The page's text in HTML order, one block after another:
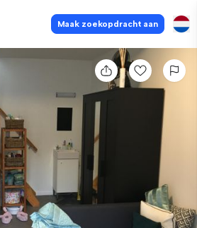
Maak zoekopdracht aan